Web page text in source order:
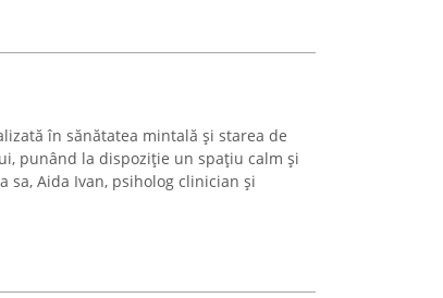
în sănătatea mintală și starea de
punând la dispoziție un spațiu calm și
sa, Aida Ivan, psiholog clinician și